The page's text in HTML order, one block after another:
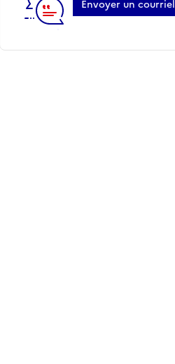
Envoyer un courriel